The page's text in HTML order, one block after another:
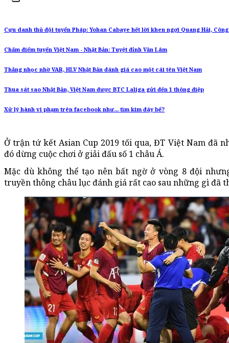
Cựu danh thủ đội tuyển Pháp: Yohan Cabaye hết lời khen ngợi Quang Hải,
Chấm điểm tuyển Việt Nam - Nhật Bản: Tuyệt đỉnh Văn Lâm
Thắng nhọc nhờ VAR, HLV Nhật Bản đánh giá cao một cái tên Việt Nam
Thua sát sao Nhật Bản, Việt Nam được BTC Laliga gửi đến 1 thông điệp
Xử lý hành vi phạm trên facebook như... tìm kim đáy bể?
Ở trận tứ kết Asian Cup 2019 tối qua, ĐT Việt Nam đã
đó dừng cuộc chơi ở giải đấu số 1 châu Á.
Mặc dù không thể tạo nên bất ngờ ở vòng 8 đội
truyền thông châu lục đánh giá rất cao sau những gì đã